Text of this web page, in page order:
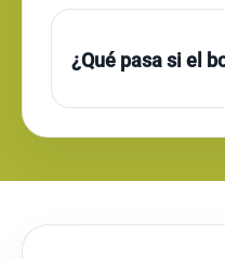
¿Qué pasa si el